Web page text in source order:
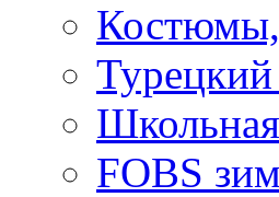
Костюмы,
FOBS